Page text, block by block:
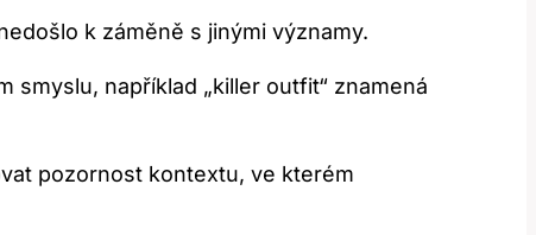
k záměně s jinými významy.
smyslu, například „killer outfit“ znamená
pozornost kontextu, ve kterém